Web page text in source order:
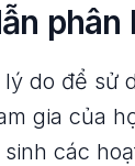
do để sử
gia của
các